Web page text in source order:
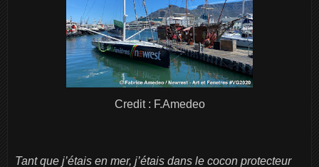
Credit : F.Amedeo
Tant que j’étais en mer, j’étais dans le cocon protecteur